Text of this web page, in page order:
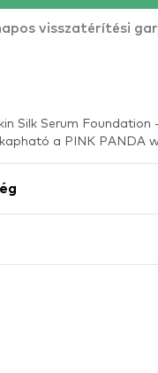
visszatérítési
Silk Serum Foundation
a PINK PANDA